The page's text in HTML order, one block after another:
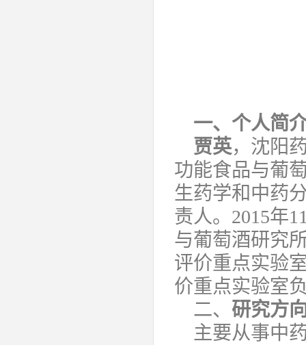
一、个人简
贾英，沈阳
功能食品与葡
生药学和中药
责人。2015年
与葡萄酒研究
评价重点实验
价重点实验室
二、 研究方
主要从事中